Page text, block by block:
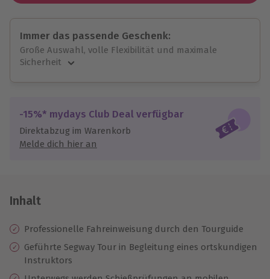
Immer das passende Geschenk:
Große Auswahl, volle Flexibilität und maximale
Sicherheit
Jeder Gutschein für alle Erlebnisse einlösbar.
Maximale Sicherheit
10 Jahre gültig & verlängerbar.
-15%* mydays Club Deal verfügbar
Direktabzug im Warenkorb
Melde dich hier an
Inhalt
Professionelle Fahreinweisung durch den Tourguide
Geführte Segway Tour in Begleitung eines ortskundigen
Instruktors